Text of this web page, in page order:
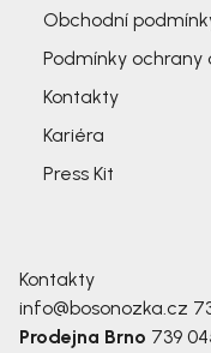
Obchodní
Podmínky ochrany
Kontakty
Kariéra
Press Kit
Kontakty
info@bosonozka.cz
Prodejna Brno 739